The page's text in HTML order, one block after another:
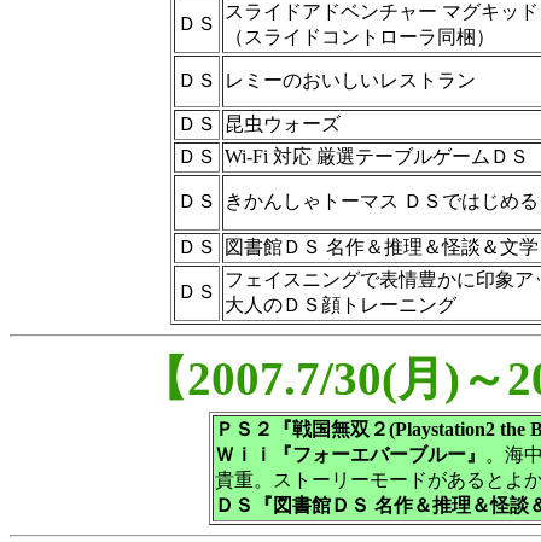
ＤＳ
スライドアドベンチャー マグキッド
（スライドコントローラ同梱）
ＤＳ レミーのおいしいレストラン
ＤＳ
昆虫ウォーズ
ＤＳ Wi-Fi 対応 厳選テーブルゲームＤＳ
ＤＳ きかんしゃトーマス ＤＳではじめ
ＤＳ 図書館ＤＳ 名作＆推理＆怪談＆文学
ＤＳ
フェイスニングで表情豊かに印象ア
大人のＤＳ顔トレーニング
【2007.7/30(月)
ＰＳ２『戦国無双２(Playstation2 the
Ｗｉｉ『フォーエバーブルー』
。海
貴重。ストーリーモードがあるとよ
ＤＳ『図書館ＤＳ 名作＆推理＆怪談